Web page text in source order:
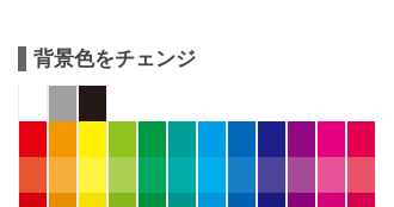
背景色をチェンジ